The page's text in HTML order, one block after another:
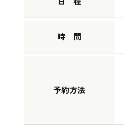
時 間
予約方法